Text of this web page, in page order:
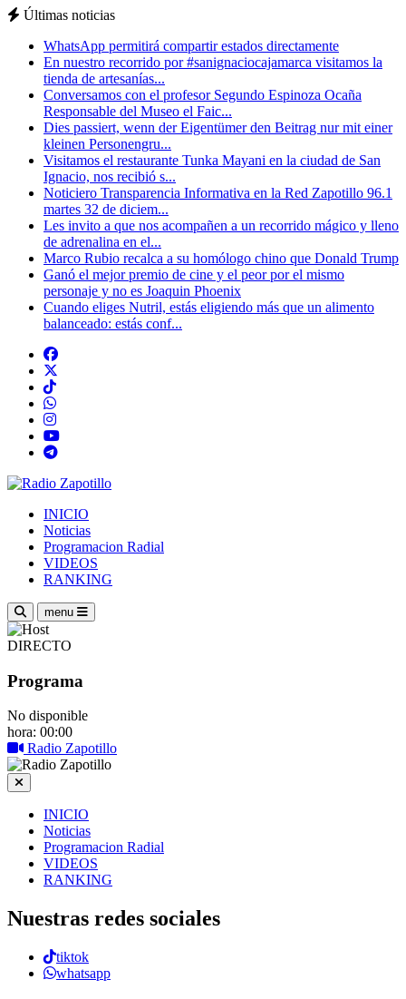
Últimas noticias
WhatsApp permitirá compartir estados directamente
En nuestro recorrido por #sanignaciocajamarca visitamos la
tienda de artesanías...
Conversamos con el profesor Segundo Espinoza Ocaña
Responsable del Museo el Faic...
Dies passiert, wenn der Eigentümer den Beitrag nur mit einer
kleinen Personengru...
Visitamos el restaurante Tunka Mayani en la ciudad de San
Ignacio, nos recibió s...
Noticiero Transparencia Informativa en la Red Zapotillo 96.1
martes 32 de diciem...
Les invito a que nos acompañen a un recorrido mágico y lleno
de adrenalina en el...
Marco Rubio recalca a su homólogo chino que Donald Trump
Ganó el mejor premio de cine y el peor por el mismo
personaje y no es Joaquin Phoenix
Cuando eliges Nutril, estás eligiendo más que un alimento
balanceado: estás conf...
INICIO
Noticias
Programacion Radial
VIDEOS
RANKING
menu
DIRECTO
Programa
No disponible
hora: 00:00
Radio Zapotillo
INICIO
Noticias
Programacion Radial
VIDEOS
RANKING
Nuestras redes sociales
tiktok
whatsapp